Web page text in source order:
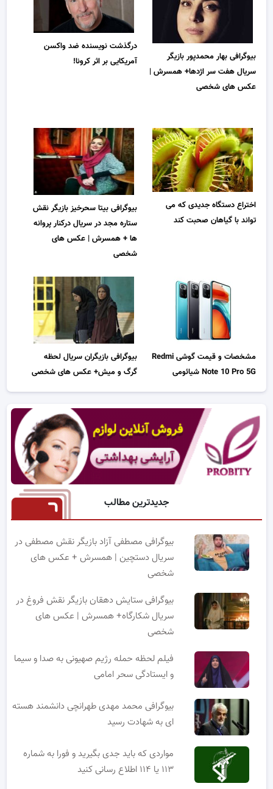
بیوگرافی بهار محمدپور بازیگر
سریال هفت سر اژدها+ همسرش |
عکس های شخصی
درگذشت نویسنده ضد واکسن
آمریکایی بر اثر کرونا!
اختراع دستگاه جدیدی که می
تواند با گیاهان صحبت کند
بیوگرافی بیتا سحرخیز بازیگر نقش
ستاره مجد در سریال درکنار پروانه
ها + همسرش | عکس های
شخصی
مشخصات و قیمت گوشی Redmi
Note 10 Pro 5G شیائومی
بیوگرافی بازیگران سریال لحظه
گرگ و میش+ عکس های شخصی
جدیدترین مطالب
بیوگرافی مصطفی آزاد بازیگر نقش مصطفی در
سریال دستچین | همسرش + عکس های
شخصی
بیوگرافی ستایش دهقان بازیگر نقش فروغ در
سریال شکارگاه+ همسرش | عکس های
شخصی
فیلم لحظه حمله رژیم صهیونی به صدا و سیما
و ایستادگی سحر امامی
بیوگرافی محمد مهدی طهرانچی دانشمند هسته
ای به شهادت رسید
مواردی که باید جدی بگیرید و فورا به شماره
۱۱۳ یا ۱۱۴ اطلاع رسانی کنید